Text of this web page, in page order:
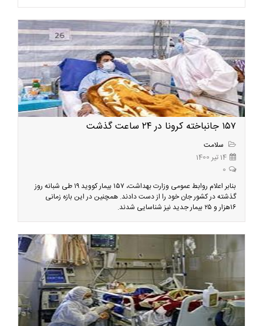
۱۵۷ جانباخته کرونا در ۲۴ ساعت گذشت
سلامت
14 تیر 1400
0
بنابر اعلام روابط عمومی وزارت بهداشت، ۱۵۷ بیمار کووید ۱۹ طی شبانه روز
گذشته در کشور جان خود را از دست دادند. همچنین در این بازه زمانی
۱۶هزار و ۲۵ بیمار جدید نیز شناسایی شدند.